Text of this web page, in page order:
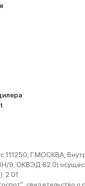
Г.МОСКВА,
62.0)
2.01.